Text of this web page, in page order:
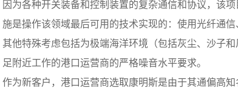
因为各种开关装备和控制装置的复杂通信和协议，该
施是操作该领域最后可用的技术实现的：使用光纤通
其他特殊考虑包括为极端海洋环境（包括灰尘、沙子
足附近工作的港口运营商的严格噪音水平要求。
作为新客户，港口运营商选取康明斯是由于其通偏高